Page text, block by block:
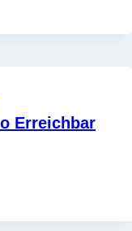
Erreichbar